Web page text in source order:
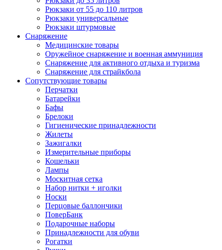
Рюкзаки от 55 до 110 литров
Рюкзаки универсальные
Рюкзаки штурмовые
Снаряжение
Медицинские товары
Оружейное снаряжение и военная аммуниция
Снаряжение для активного отдыха и туризма
Снаряжение для страйкбола
Сопутствующие товары
Перчатки
Батарейки
Бафы
Брелоки
Гигиенические принадлежности
Жилеты
Зажигалки
Измерительные приборы
Кошельки
Лампы
Москитная сетка
Набор нитки + иголки
Носки
Перцовые баллончики
ПоверБанк
Подарочные наборы
Принадлежности для обуви
Рогатки